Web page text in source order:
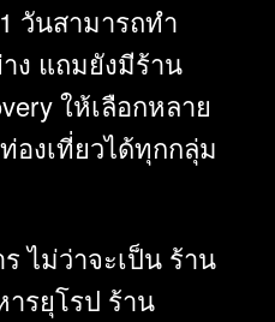
วันสามารถทำ
ง แถมยังมีร้าน
ให้เลือกหลาย
องเที่ยวได้ทุกกลุ่ม
ไม่ว่าจะเป็น ร้าน
รยุโรป ร้าน